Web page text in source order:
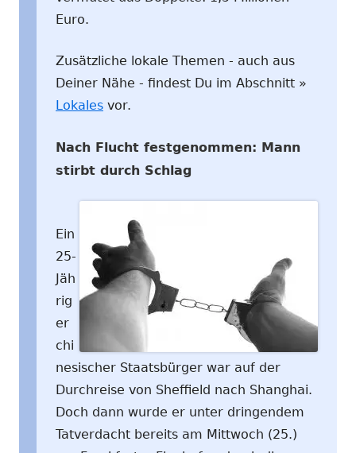
Euro.
Zusätzliche lokale Themen - auch aus
Deiner Nähe - findest Du im Abschnitt »
Lokales vor.
Nach Flucht festgenommen: Mann
stirbt durch Schlag
Ein
25-
Jäh
rig
er
chi
nesischer Staatsbürger war auf der
Durchreise von Sheffield nach Shanghai.
Doch dann wurde er unter dringendem
Tatverdacht bereits am Mittwoch (25.)